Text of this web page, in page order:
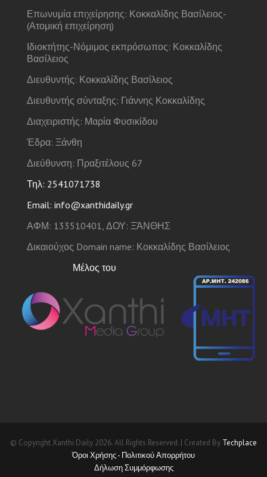
Επωνυμία επιχείρησης: Κοκκαλίδης Βασίλειος-
(Ατομική επιχείρηση)
Ιδιοκτήτης-Νόμιμος εκπρόσωπος: Κοκκαλίδης
Βασίλειος
Διευθυντής: Κοκκαλίδης Βασίλειος
Διευθυντής σύνταξης: Γιάννης Κοκκαλίδης
Διαχειριστής: Μαρία Φυσικίδου
Έδρα: Ξάνθη
Διεύθυνση: Πραξιτέλους 67
Τηλ: 2541071738
Email: info@xanthidaily.gr
ΑΦΜ: 133510401, ΔΟΥ: ΞΆΝΘΗΣ
Δικαιούχος Domain name: Κοκκαλίδης Βασίλειος
Μέλος του
© Copyright Xanthi Daily 2026. All Rights Reserved. | Created By Techplace
Όροι Χρήσης - Πολιτικού Απορρήτου
Δήλωση Συμμόρφωσης